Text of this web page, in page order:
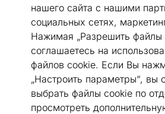
нашего сайта с нашими
социальных сетях,
Нажимая „Разрешить файлы
соглашаетесь на
файлов cookie. Если Вы
„Настроить параметры“, вы
выбрать файлы cookie по
просмотреть
Перейти к
Размеры